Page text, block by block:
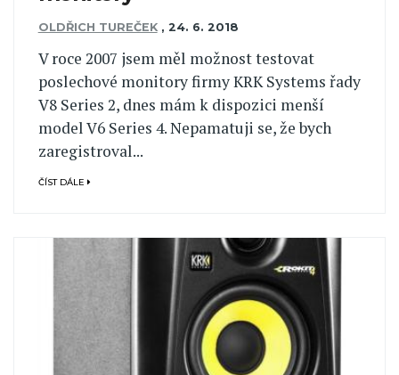
OLDŘICH TUREČEK , 24. 6. 2018
V roce 2007 jsem měl možnost testovat
poslechové monitory firmy KRK Systems řady
V8 Series 2, dnes mám k dispozici menší
model V6 Series 4. Nepamatuji se, že bych
zaregistroval...
ČÍST DÁLE